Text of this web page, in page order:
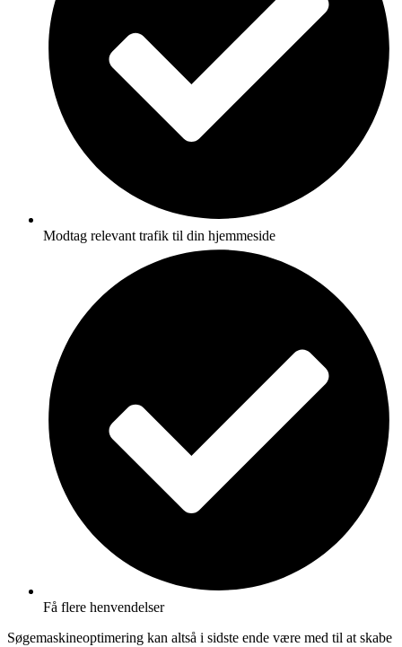
Modtag relevant trafik til din hjemmeside
Få flere henvendelser
Søgemaskineoptimering kan altså i sidste ende være med til at skabe